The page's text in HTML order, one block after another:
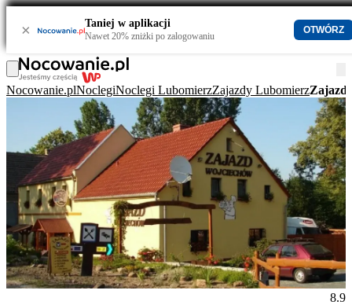
× Taniej w aplikacji
Nawet 20% zniżki po zalogowaniu
OTWÓRZ
Nocowanie.plNoclegiNoclegi LubomierzZajazdy LubomierzZajazd
8.9